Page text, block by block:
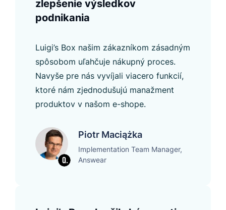
zlepšenie výsledkov
podnikania
Luigi’s Box našim zákazníkom zásadným
spôsobom uľahčuje nákupný proces.
Navyše pre nás vyvíjali viacero funkcií,
ktoré nám zjednodušujú manažment
produktov v našom e-shope.
Piotr Maciążka
Implementation Team Manager,
Answear